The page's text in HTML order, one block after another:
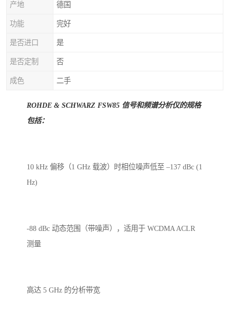
产地 德国
功能 完好
是否进口 是
是否定制 否
成色 二手
ROHDE & SCHWARZ FSW85 信号和频谱分析仪的规格
包括：
10 kHz 偏移（1 GHz 载波）时相位噪声低至 –137 dBc (1
Hz)
-88 dBc 动态范围（带噪声），适用于 WCDMA ACLR
测量
高达 5 GHz 的分析带宽